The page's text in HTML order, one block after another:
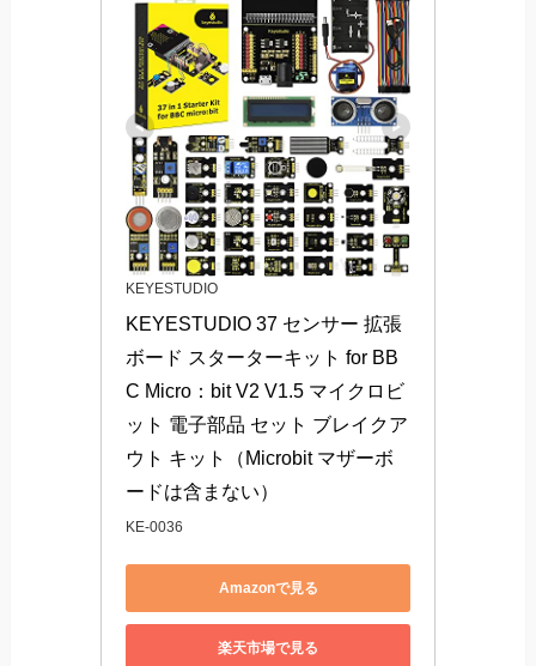
KEYESTUDIO
KEYESTUDIO 37 センサー 拡張
ボード スターターキット for BB
C Micro：bit V2 V1.5 マイクロビ
ット 電子部品 セット ブレイクア
ウト キット（Microbit マザーボ
ードは含まない）
KE-0036
Amazonで見る
楽天市場で見る